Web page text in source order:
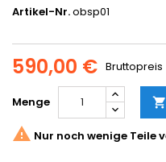
Artikel-Nr.obsp01
590,00 € Bruttopreis
Menge 
 Nur noch wenige Teile